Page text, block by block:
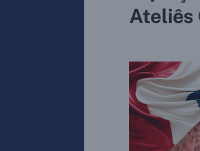
Ateliês